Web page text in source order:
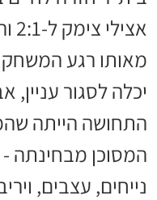
מאותו רגע
יכלה לסגור
התחושה הייתה
המסוכן מבחינתה -
נייחים, עצבים,